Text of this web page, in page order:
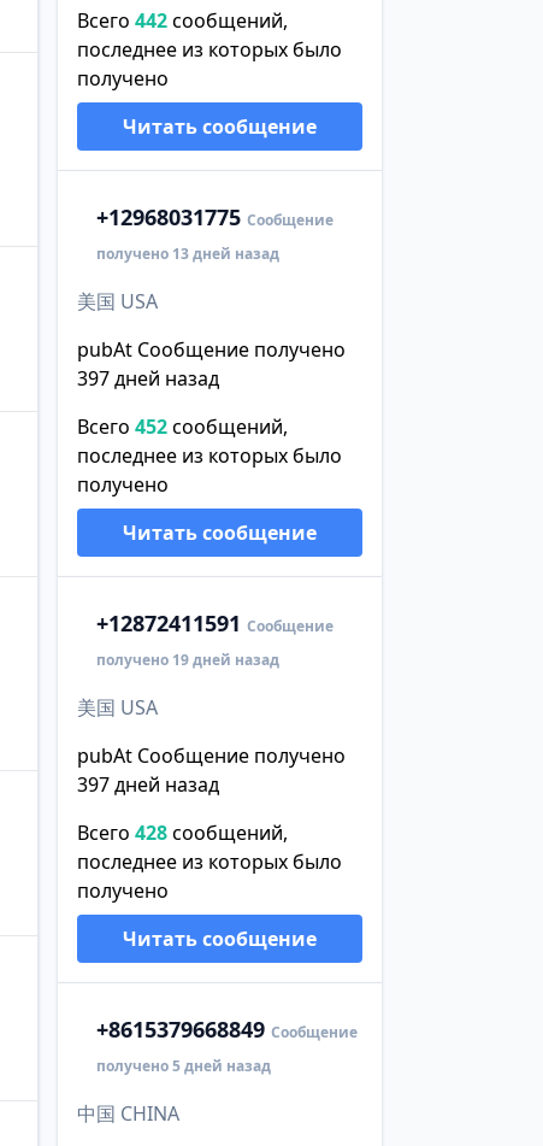
Всего 442сообщений,
последнее из которых было
получено
Читать сообщение
+12968031775 Сообщение
получено 13 дней назад
美国 USA
pubAt Сообщение получено
397 дней назад
Всего 452сообщений,
последнее из которых было
получено
Читать сообщение
+12872411591 Сообщение
получено 19 дней назад
美国 USA
pubAt Сообщение получено
397 дней назад
Всего 428сообщений,
последнее из которых было
получено
Читать сообщение
+8615379668849 Сообщение
получено 5 дней назад
中国 CHINA